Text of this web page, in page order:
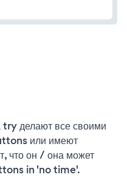
делают все своими
или имеют
что он / она может
in 'no time'.